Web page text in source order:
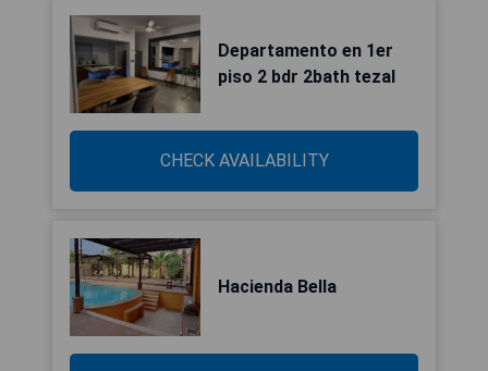
Departamento en 1er
piso 2 bdr 2bath tezal
CHECK AVAILABILITY
Hacienda Bella